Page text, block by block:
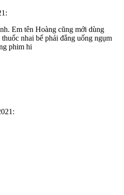
:
Em tên Hoàng cũng mới dùng
nhai bể phải đắng uống ngụm
phim hi
: